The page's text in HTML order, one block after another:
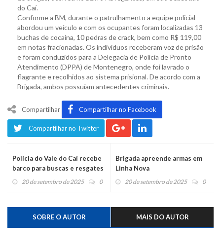
do Caí.
Conforme a BM, durante o patrulhamento a equipe policial
abordou um veículo e com os ocupantes foram localizadas 13
buchas de cocaína, 10 pedras de crack, bem como R$ 119,00
em notas fracionadas. Os indivíduos receberam voz de prisão
e foram conduzidos para a Delegacia de Polícia de Pronto
Atendimento (DPPA) de Montenegro, onde foi lavrado o
flagrante e recolhidos ao sistema prisional. De acordo com a
Brigada, ambos possuíam antecedentes criminais.
Compartilhar Compartilhar no Facebook
Compartilhar no Twitter
Polícia do Vale do Caí recebe
barco para buscas e resgates
20 de setembro de 2025 0
Brigada apreende armas em
Linha Nova
20 de setembro de 2025 0
SOBRE O AUTOR MAIS DO AUTOR